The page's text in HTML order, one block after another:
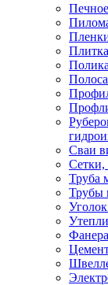
Сваи
Сетки,
Труба
Трубы
Фанера